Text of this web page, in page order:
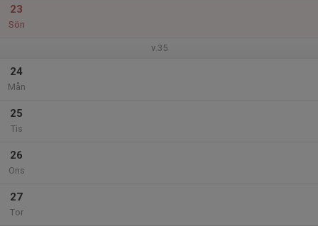
23
Sön
v.35
24
Mån
25
Tis
26
Ons
27
Tor